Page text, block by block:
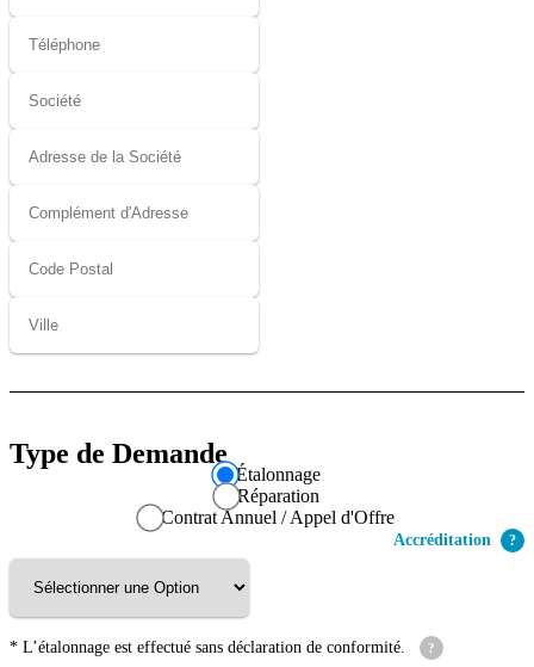
Type de Demande
Étalonnage
Réparation
Contrat Annuel / Appel d'Offre
Accréditation ?
* L’étalonnage est effectué sans déclaration de conformité. ?